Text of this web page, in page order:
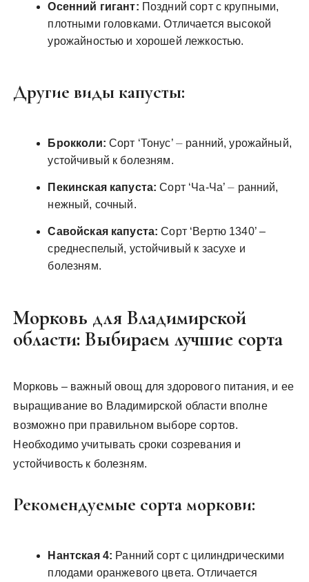
Осенний гигант: Поздний сорт с крупными,
плотными головками. Отличается высокой
урожайностью и хорошей лежкостью.
Другие виды капусты:
Брокколи: Сорт ‘Тонус’ ⏤ ранний, урожайный,
устойчивый к болезням.
Пекинская капуста: Сорт ‘Ча-Ча’ ⏤ ранний,
нежный, сочный.
Савойская капуста: Сорт ‘Вертю 1340’ ‒
среднеспелый, устойчивый к засухе и
болезням.
Морковь для Владимирской
области: Выбираем лучшие сорта
Морковь – важный овощ для здорового питания, и ее
выращивание во Владимирской области вполне
возможно при правильном выборе сортов.
Необходимо учитывать сроки созревания и
устойчивость к болезням.
Рекомендуемые сорта моркови:
Нантская 4: Ранний сорт с цилиндрическими
плодами оранжевого цвета. Отличается